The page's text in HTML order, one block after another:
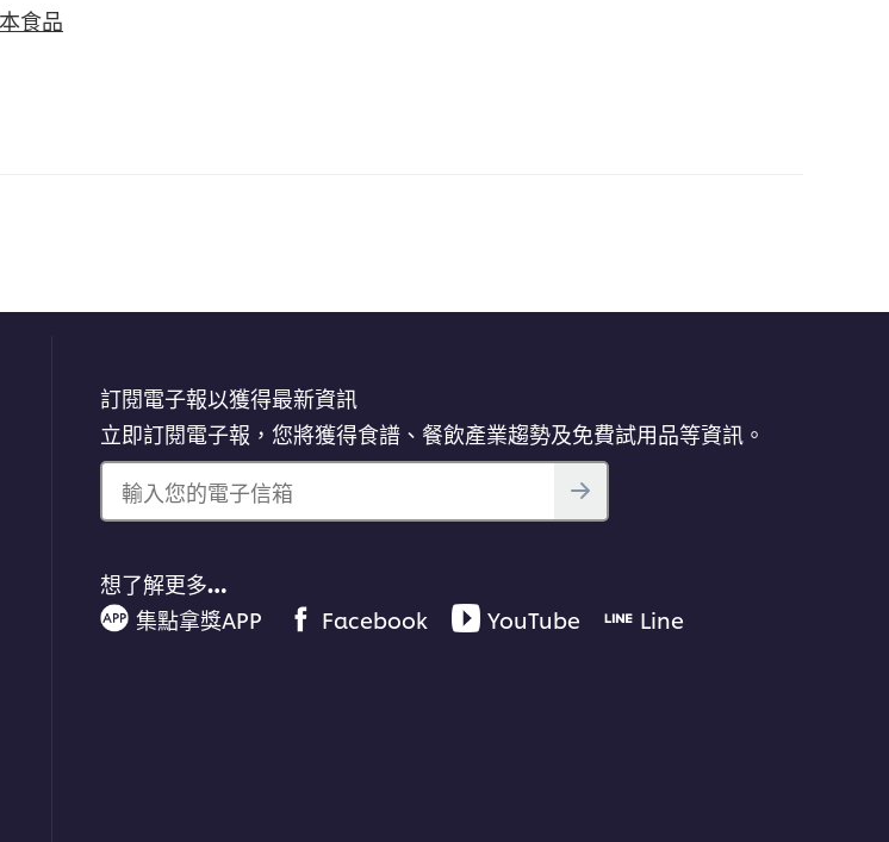
食品
訂閱電子報以獲得最新資訊
立即訂閱電子報，您將獲得食譜、餐飲產業趨勢及免費試用品等資訊。
輸入您的電子信箱
想了解更多…
集點拿獎APP
Facebook YouTube Line